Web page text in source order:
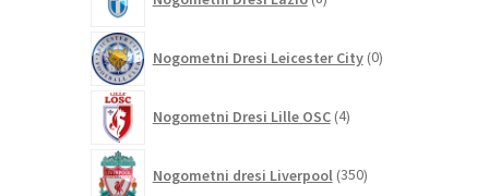
izdelkov
Nogometni Dresi Leicester City 0izdelkov
Nogometni Dresi Lille OSC 4izdelki
Nogometni dresi Liverpool 350izdelkov